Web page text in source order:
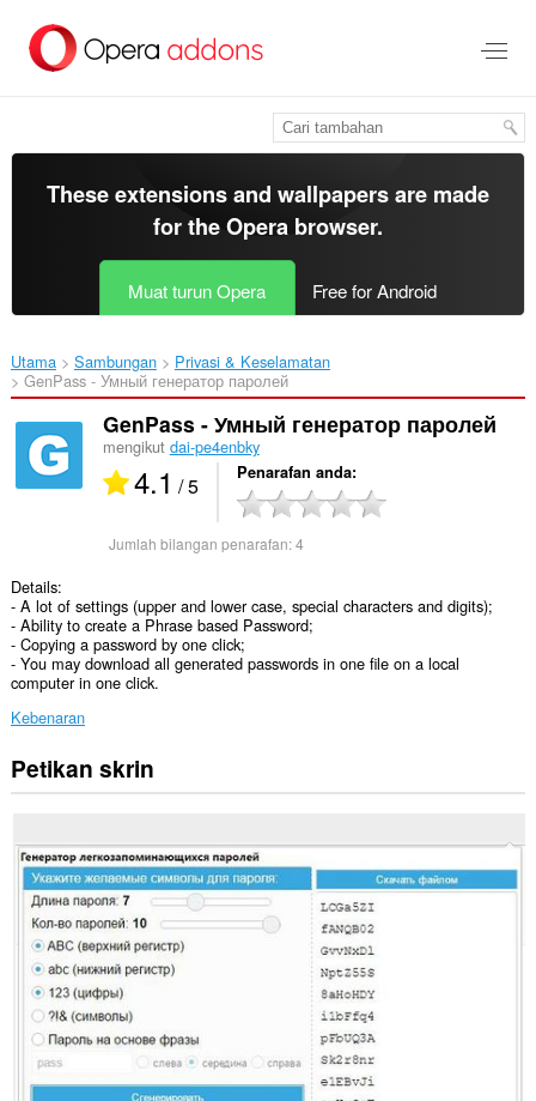
kandungan
These extensions and wallpapers are made
for theOpera browser.
Muat turun Opera Free for Android
Utama Sambungan
Privasi & Keselamatan
GenPass - Умный генератор паролей‎
GenPass - Умный генератор паролей
mengikut dai-pe4enbky
4.1 / 5 Penarafan anda
Jumlah bilangan penarafan:4
Details:
- A lot of settings (upper and lower case, special characters and digits);
- Ability to create a Phrase based Password;
- Copying a password by one click;
- You may download all generated passwords in one file on a local
computer in one click.
Kebenaran
Sambungan
ini
data
yang
anda
salin
dan
tampal.
This
extension
can
write
data
Petikan skrin